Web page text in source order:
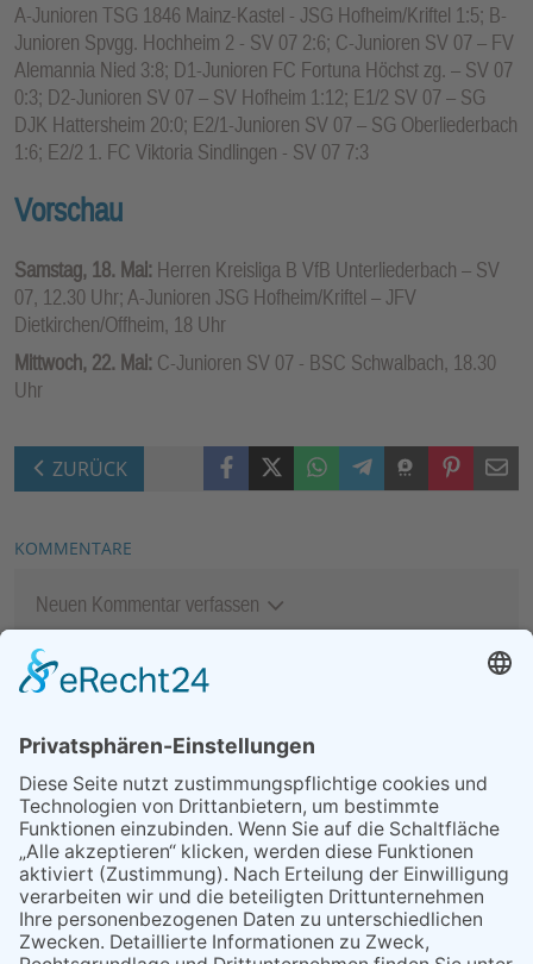
A-Junioren TSG 1846 Mainz-Kastel - JSG Hofheim/Kriftel 1:5; B-
Junioren Spvgg. Hochheim 2 - SV 07 2:6; C-Junioren SV 07 – FV
Alemannia Nied 3:8; D1-Junioren FC Fortuna Höchst zg. – SV 07
0:3; D2-Junioren SV 07 – SV Hofheim 1:12; E1/2 SV 07 – SG
DJK Hattersheim 20:0; E2/1-Junioren SV 07 – SG Oberliederbach
1:6; E2/2 1. FC Viktoria Sindlingen - SV 07 7:3
Vorschau
Samstag, 18. Mai: Herren Kreisliga B VfB Unterliederbach – SV
07, 12.30 Uhr; A-Junioren JSG Hofheim/Kriftel – JFV
Dietkirchen/Offheim, 18 Uhr
Mittwoch, 22. Mai: C-Junioren SV 07 - BSC Schwalbach, 18.30
Uhr
ZURÜCK FacebookX (Twitter)WhatsAppTelegramThreemaPinterestMail
KOMMENTARE
Neuen Kommentar verfassen
MEIST GELESEN
07.08.2026
„Männerschuppen“ stellt sich
vor
29.05.2026
Was Tschernobyl vor 40
Jahren für Kriftel bedeutete
07.08.2026
Polizeibericht
06.08.2026
13. Folk- & Bluesfestival
kehrt zurück zu seinen
Wurzeln